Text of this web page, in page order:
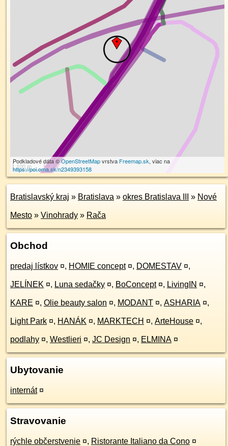
100 m
Podkladové dáta ©OpenStreetMapvrstva Freemap.sk, viac na
https://poi.oma.sk/n2349393158
Bratislavský kraj » Bratislava » okres Bratislava III » Nové
Mesto » Vinohrady » Rača
Obchod
predaj lístkov ¤, HOMIE concept ¤, DOMESTAV ¤,
JELÍNEK ¤, Luna sedačky ¤, BoConcept ¤, LivingIN ¤,
KARE ¤, Olie beauty salon ¤, MODANT ¤, ASHARIA ¤,
Light Park ¤, HANÁK ¤, MARKTECH ¤, ArteHouse ¤,
podlahy ¤, Westlieri ¤, JC Design ¤, ELMINA ¤
Ubytovanie
internát ¤
Stravovanie
rýchle občerstvenie ¤, Ristorante Italiano da Cono ¤